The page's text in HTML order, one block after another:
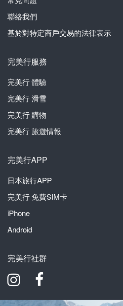
聯絡我們
基於對特定商戶交易的法律表示
完美行服務
完美行體驗
完美行滑雪
完美行購物
完美行旅遊情報
完美行APP
日本旅行APP
完美行免費SIM卡
iPhone
Android
完美行社群